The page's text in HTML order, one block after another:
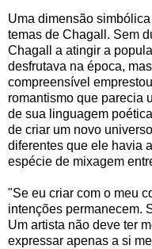
Uma dimensão
temas de Chagall. Sem
Chagall a atingir a
desfrutava na época,
compreensível
romantismo que parecia
de sua linguagem
de criar um novo
diferentes que ele havia
espécie de mixagem
"Se eu criar com o meu
intenções permanecem.
Um artista não deve ter
expressar apenas a si